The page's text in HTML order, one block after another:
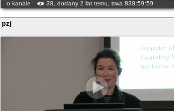
o kanale 38, dodany 2 lat temu, trwa 838:59:59
pzj